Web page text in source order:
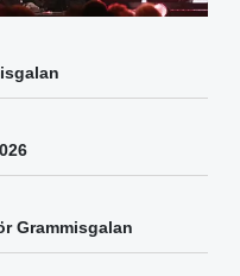
Grammisgalan